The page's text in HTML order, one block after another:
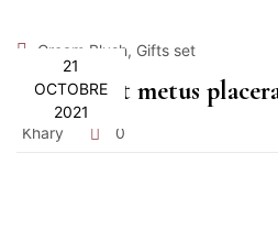
21
OCTOBRE
2021
Cream Blush, Gifts set
Proin velit metus
Khary 0